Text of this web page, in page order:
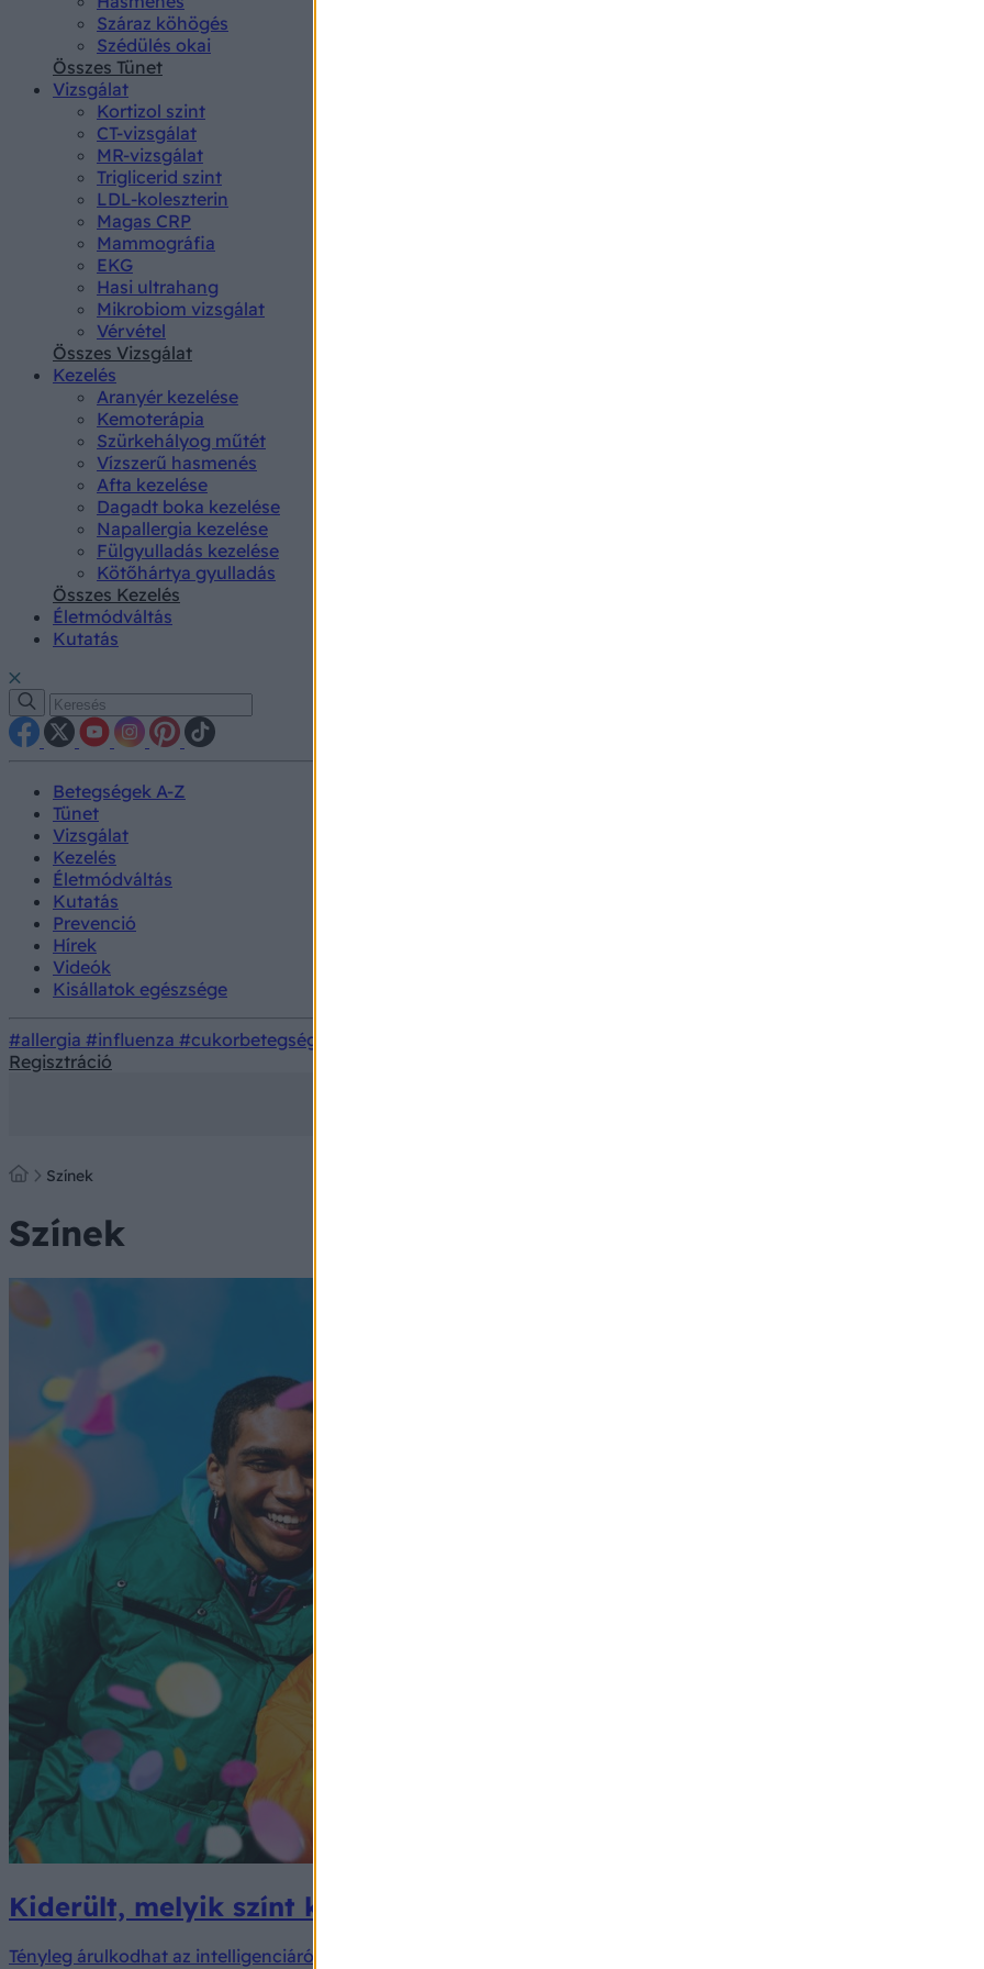
Száraz köhögés
Szédülés okai
Összes Tünet
Vizsgálat
Kortizol szint
CT-vizsgálat
MR-vizsgálat
Triglicerid szint
LDL-koleszterin
Magas CRP
Mammográfia
EKG
Hasi ultrahang
Mikrobiom vizsgálat
Vérvétel
Összes Vizsgálat
Kezelés
Aranyér kezelése
Kemoterápia
Szürkehályog műtét
Vízszerű hasmenés
Afta kezelése
Dagadt boka kezelése
Napallergia kezelése
Fülgyulladás kezelése
Kötőhártya gyulladás
Összes Kezelés
Életmódváltás
Kutatás
Betegségek A-Z
Tünet
Vizsgálat
Kezelés
Életmódváltás
Kutatás
Prevenció
Hírek
Videók
Kisállatok egészsége
#allergia #influenza #cukorbetegség
Regisztráció
Színek
Színek
Kiderült, melyik színt kedvelik leggyakrabban az intelligens emberek
Tényleg árulkodhat az intelligenciáról az, hogy kinek mi a kedvenc színe?